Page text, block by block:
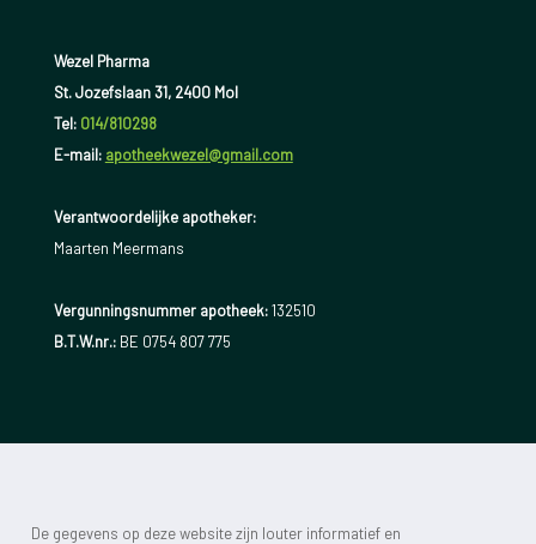
Wezel Pharma
St. Jozefslaan 31, 2400 Mol
Tel: 014/810298
E-mail: apotheekwezel@gmail.com
Verantwoordelijke apotheker:
Maarten Meermans
Vergunningsnummer apotheek:132510
B.T.W.nr.:BE 0754 807 775
De gegevens op deze website zijn louter informatief en